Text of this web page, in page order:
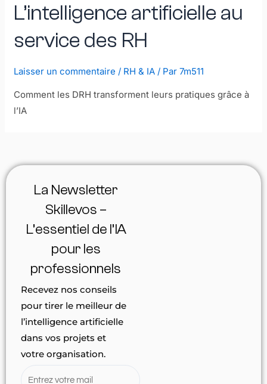
L’intelligence artificielle au
service des RH
Laisser un commentaire / RH & IA / Par7m511
Comment les DRH transforment leurs pratiques grâce à
l’IA
La Newsletter
Skillevos –
L’essentiel de l’IA
pour les
professionnels
Recevez nos conseils
pour tirer le meilleur de
l’intelligence artificielle
dans vos projets et
votre organisation.